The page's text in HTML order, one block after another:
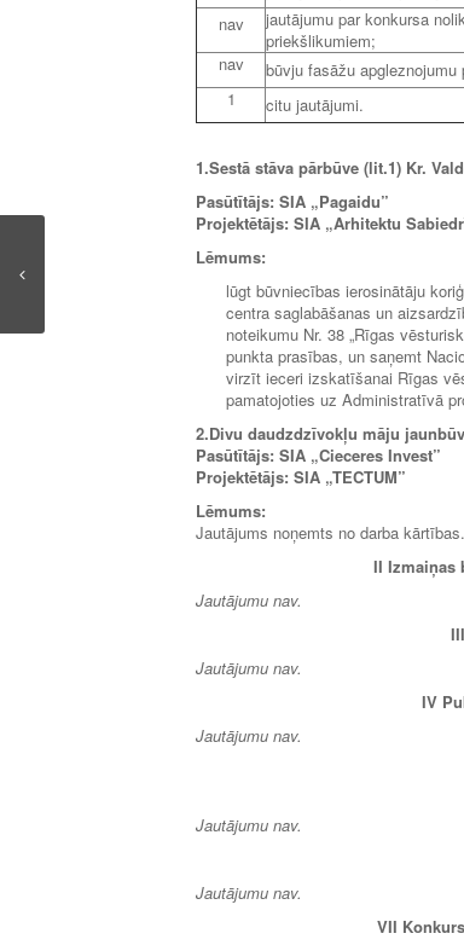
nav
jautājumu par konkursa
priekšlikumiem;
nav
būvju fasāžu apgleznojumu
1
citu jautājumi.
1.Sestā stāva pārbūve (lit.1) Kr.
Pasūtītājs: SIA „Pagaidu”
Projektētājs: SIA „Arhitektu
Lēmums:
lūgt būvniecības ierosinātāju
centra saglabāšanas un
noteikumu Nr. 38 „Rīgas
punkta prasības, un saņemt
virzīt ieceri izskatīšanai Rīgas
pamatojoties uz Administratīvā
2.Divu daudzdzīvokļu māju
Pasūtītājs: SIA „Cieceres Invest”
Projektētājs: SIA „TECTUM”
Lēmums:
Jautājums noņemts no darba kārtības.
II Izmaiņas
Jautājumu nav.
Jautājumu nav.
IV
Jautājumu nav.
Jautājumu nav.
Jautājumu nav.
VII